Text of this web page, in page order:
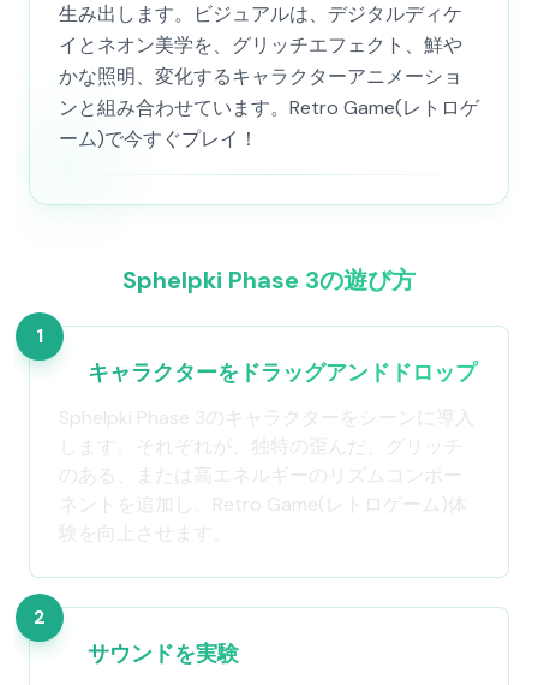
生み出します。ビジュアルは、デジタルディケ
イとネオン美学を、グリッチエフェクト、鮮や
かな照明、変化するキャラクターアニメーショ
ンと組み合わせています。Retro Game(レトロゲ
ーム)で今すぐプレイ！
Sphelpki Phase 3の遊び方
1
キャラクターをドラッグアンドドロップ
Sphelpki Phase 3のキャラクターをシーンに導入
します。それぞれが、独特の歪んだ、グリッチ
のある、または高エネルギーのリズムコンポー
ネントを追加し、Retro Game(レトロゲーム)体
験を向上させます。
2
サウンドを実験